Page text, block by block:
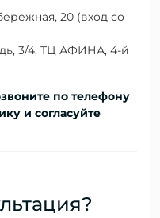
20 (вход со
3/4, ТЦ АФИНА, 4-й
по телефону
и согласуйте